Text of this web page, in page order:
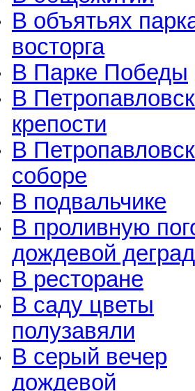
В объятьях
восторга
В Парке Победы
В
крепости
В
соборе
В подвальчике
В проливную
дождевой
В ресторане
В саду цветы
полузавяли
В серый вечер
дождевой